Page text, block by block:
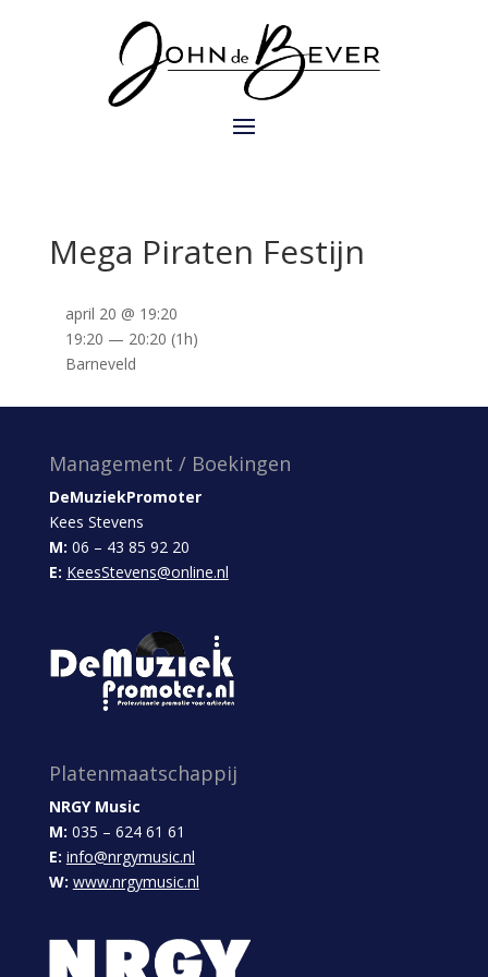
Mega Piraten Festijn
april 20 @ 19:20
19:20 — 20:20 (1h)
Barneveld
Management / Boekingen
DeMuziekPromoter
Kees Stevens
M: 06 – 43 85 92 20
E: KeesStevens@online.nl
Platenmaatschappij
NRGY Music
M: 035 – 624 61 61
E: info@nrgymusic.nl
W: www.nrgymusic.nl